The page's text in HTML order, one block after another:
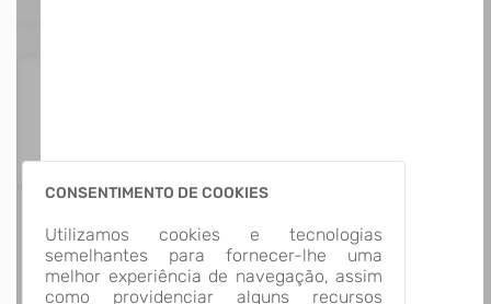
CONSENTIMENTO DE COOKIES
Utilizamos cookies e tecnologias
semelhantes para fornecer-lhe uma
melhor experiência de navegação, assim
como providenciar alguns recursos
13 Grupos de
Informação